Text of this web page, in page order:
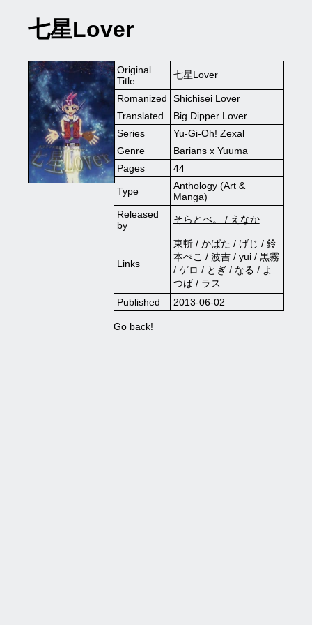
七星Lover
Original
Title
七星Lover
Romanized
Shichisei Lover
Translated
Big Dipper Lover
Series
Yu-Gi-Oh! Zexal
Genre
Barians x Yuuma
Pages
44
Type
Anthology (Art &
Manga)
Released
by
そらとべ。 / えなか
Links
東斬 / かばた / げじ / 鈴
本ぺこ / 波吉 / yui / 黒霧
/ ゲロ / とぎ / なる / よ
つば / ラス
Published
2013-06-02
Go back!